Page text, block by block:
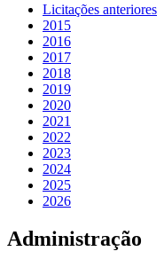
Licitações anteriores
2015
2016
2017
2018
2019
2020
2021
2022
2023
2024
2025
2026
Administração